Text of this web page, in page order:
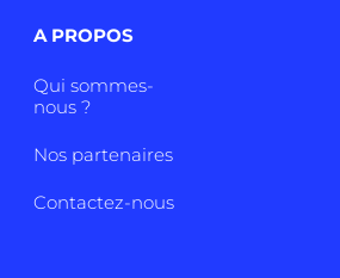
A PROPOS
Qui sommes-
nous ?
Nos partenaires
Contactez-nous